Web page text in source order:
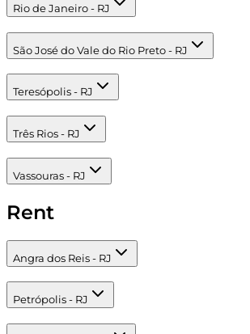
Rio de Janeiro - RJ
São José do Vale do Rio Preto - RJ
Teresópolis - RJ
Três Rios - RJ
Vassouras - RJ
Rent
Angra dos Reis - RJ
Petrópolis - RJ